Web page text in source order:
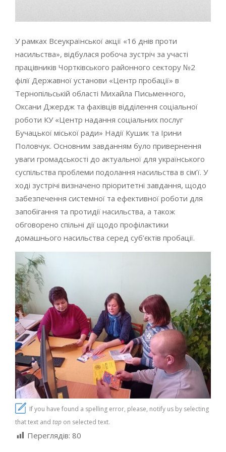
У рамках Всеукраїнської акції «16 днів проти
насильства», відбулася робоча зустріч за участі
працівників Чортківського районного сектору №2
філії Державної установи «Центр пробації» в
Тернопільській області Михайла Письменного,
Оксани Джердж та фахівців відділення соціальної
роботи КУ «Центр надання соціальних послуг
Бучацької міської ради» Надії Кушик та Ірини
Половчук. Основним завданням було привернення
уваги громадськості до актуальної для українського
суспільства проблеми подолання насильства в сім’ї. У
ході зустрічі визначено пріоритетні завдання, щодо
забезпечення системної та ефективної роботи для
запобігання та протидії насильства, а також
обговорено спільні дії щодо профілактики
домашнього насильства серед суб’єктів пробації.
If you have found a spelling error, please, notify us by selecting
that text and tap on selected text.
Переглядів: 80